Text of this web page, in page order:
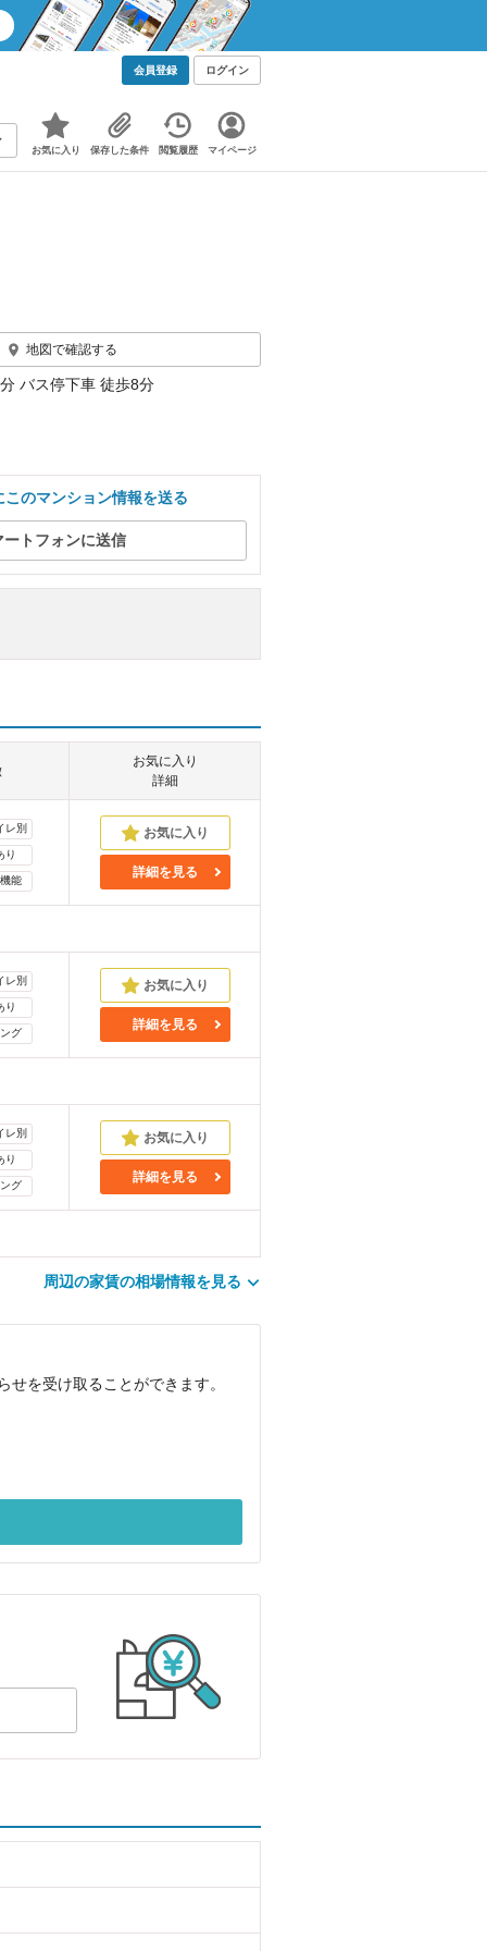
会員登録 ログイン
お気に入り 保存した条件 閲覧履歴 マイページ
地図で確認する
バス停下車 徒歩8分
のマンション情報を送る
トフォンに送信
お気に入り
詳細
レ別
り
能
詳細を見る
レ別
り
グ
詳細を見る
レ別
り
グ
詳細を見る
周辺の家賃の相場情報を見る
を受け取ることができます。